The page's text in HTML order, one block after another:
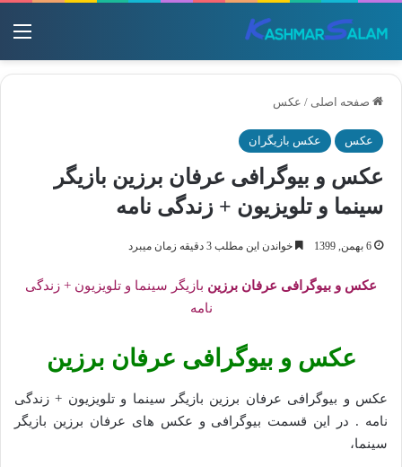
صفحه اصلی / عکس
عکس عکس بازیگران
عکس و بیوگرافی عرفان برزین بازیگر
سینما و تلویزیون + زندگی نامه
6 بهمن, 1399 خواندن این مطلب 3 دقیقه زمان میبرد
عکس و بیوگرافی عرفان برزین بازیگر سینما و تلویزیون + زندگی
نامه
عکس و بیوگرافی عرفان برزین
عکس و بیوگرافی عرفان برزین بازیگر سینما و تلویزیون + زندگی
نامه . در این قسمت بیوگرافی و عکس های عرفان برزین بازیگر
سینما،